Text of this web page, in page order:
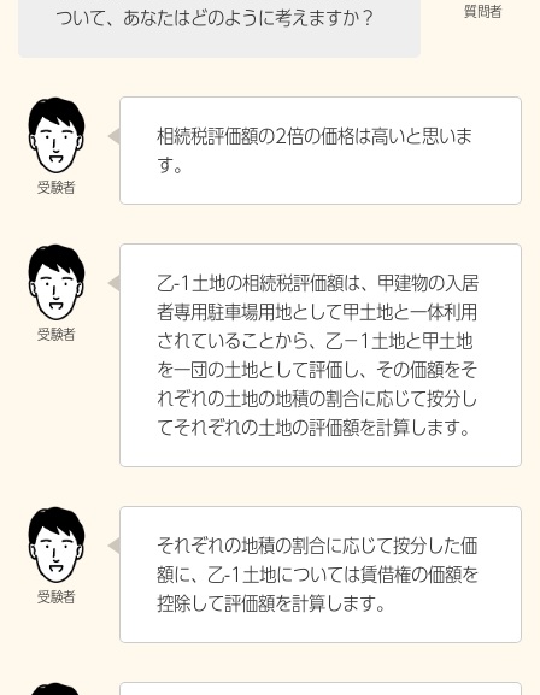
ついて、あなたはどのように考えますか？
相続税評価額の2倍の価格は高いと思いま
す。
乙-1土地の相続税評価額は、甲建物の入居
者専用駐車場用地として甲土地と一体利用
されていることから、乙−1土地と甲土地
を一団の土地として評価し、その価額をそ
れぞれの土地の地積の割合に応じて按分し
てそれぞれの土地の評価額を計算します。
それぞれの地積の割合に応じて按分した価
額に、乙-1土地については賃借権の価額を
控除して評価額を計算します。